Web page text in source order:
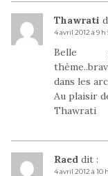
Thawrati
4 avril 2012 à 9
Belle
dans les
Au plaisir
Thawrati
Raed dit :
4 avril 2012 à 10